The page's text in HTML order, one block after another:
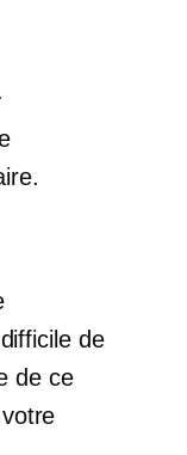
de
de ce